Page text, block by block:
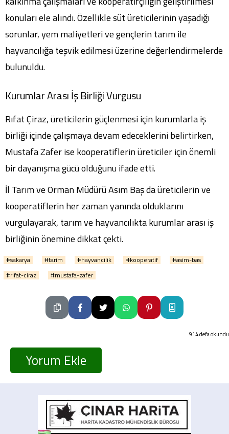
konuları ele alındı. Özellikle süt üreticilerinin yaşadığı
sorunlar, yem maliyetleri ve gençlerin tarım ile
hayvancılığa teşvik edilmesi üzerine değerlendirmelerde
bulunuldu.
Kurumlar Arası İş Birliği Vurgusu
Rıfat Çiraz, üreticilerin güçlenmesi için kurumlarla iş
birliği içinde çalışmaya devam edeceklerini belirtirken,
Mustafa Zafer ise kooperatiflerin üreticiler için önemli
bir dayanışma gücü olduğunu ifade etti.
İl Tarım ve Orman Müdürü Asım Baş da üreticilerin ve
kooperatiflerin her zaman yanında olduklarını
vurgulayarak, tarım ve hayvancılıkta kurumlar arası iş
birliğinin önemine dikkat çekti.
#sakarya #tarim #hayvancilik #kooperatif
#asim-bas
#rifat-ciraz
#mustafa-zafer
914 defa okundu
Yorum Ekle